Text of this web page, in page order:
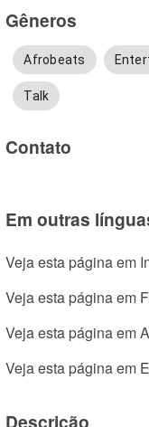
Gêneros
Afrobeats
Talk
Contato
Em outras
Veja esta página em
Veja esta página em
Veja esta página em
Veja esta página em
Descrição